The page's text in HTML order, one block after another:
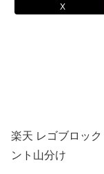
X
楽天 レゴブロック
ント山分け